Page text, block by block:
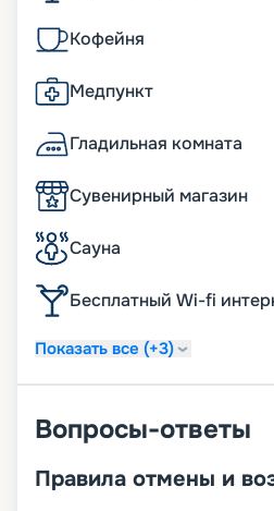
Кофейня
Медпункт
Гладильная комната
Сувенирный магазин
Сауна
Бесплатный Wi-fi
Показать все (+3)
Вопросы-ответы
Правила отмены и